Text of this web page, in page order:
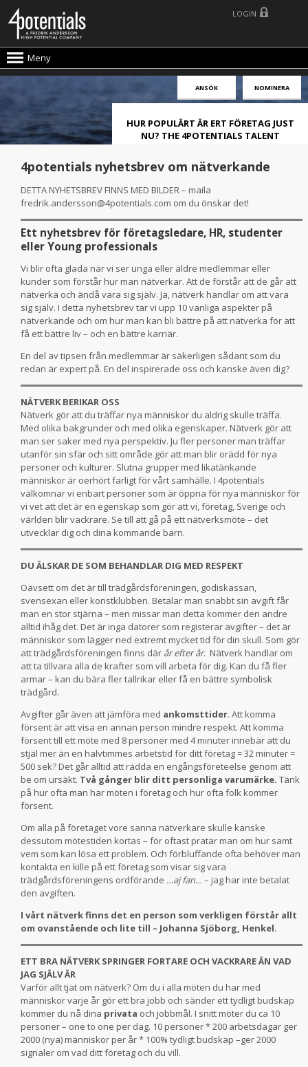
Meny
LOGIN
ANSÖK NOMINERA
HUR POPULÄRT ÄR ERT FÖRETAG JUST
NU? THE 4POTENTIALS TALENT
4potentials nyhetsbrev om nätverkande
DETTA NYHETSBREV FINNS MED BILDER – maila
fredrik.andersson@4potentials.com om du önskar det!
Ett nyhetsbrev för företagsledare, HR, studenter
eller Young professionals
Vi blir ofta glada när vi ser unga eller äldre medlemmar eller
kunder som förstår hur man nätverkar. Att de förstår att de går att
nätverka och ändå vara sig själv. Ja, nätverk handlar om att vara
sig själv. I detta nyhetsbrev tar vi upp 10 vanliga aspekter på
nätverkande och om hur man kan bli bättre på att nätverka för att
få ett bättre liv – och en bättre karriär.
En del av tipsen från medlemmar är säkerligen sådant som du
redan är expert på. En del inspirerade oss och kanske även dig?
NÄTVERK BERIKAR OSS
Nätverk gör att du träffar nya människor du aldrig skulle träffa.
Med olika bakgrunder och med olika egenskaper. Nätverk gör att
man ser saker med nya perspektiv. Ju fler personer man träffar
utanför sin sfär och sitt område gör att man blir orädd för nya
personer och kulturer. Slutna grupper med likatänkande
människor är oerhört farligt för vårt samhälle. I 4potentials
välkomnar vi enbart personer som är öppna för nya människor för
vi vet att det är en egenskap som gör att vi, företag, Sverige och
världen blir vackrare. Se till att gå på ett nätverksmöte – det
utvecklar dig och dina kommande barn.
DU ÄLSKAR DE SOM BEHANDLAR DIG MED RESPEKT
Oavsett om det är till trädgårdsföreningen, godiskassan,
svensexan eller konstklubben. Betalar man snabbt sin avgift får
man en stor stjärna – men missar man detta kommer den andre
alltid ihåg det. Det är inga datorer som registerar avgifter – det är
människor som lägger ned extremt mycket tid för din skull. Som gör
att trädgårdsföreningen finns där år efter år. Nätverk handlar om
att ta tillvara alla de krafter som vill arbeta för dig. Kan du få fler
armar – kan du bära fler tallrikar eller få en bättre symbolisk
trädgård.
Avgifter går även att jämföra med ankomsttider. Att komma
försent är att visa en annan person mindre respekt. Att komma
försent till ett möte med 8 personer med 4 minuter innebär att du
stjäl mer än en halvtimmes arbetstid för ditt företag = 32 minuter =
500 sek? Det går alltid att rädda en engångsföreteelse genom att
be om ursäkt. Två gånger blir ditt personliga varumärke. Tänk
på hur ofta man har möten i företag och hur ofta folk kommer
försent.
Om alla på företaget vore sanna nätverkare skulle kanske
dessutom mötestiden kortas – för oftast pratar man om hur samt
vem som kan lösa ett problem. Och förbluffande ofta behöver man
kontakta en kille på ett företag som visar sig vara
trädgårdsföreningens ordförande …aj fan… – jag har inte betalat
den avgiften.
I vårt nätverk finns det en person som verkligen förstår allt
om ovanstående och lite till – Johanna Sjöborg, Henkel.
ETT BRA NÄTVERK SPRINGER FORTARE OCH VACKRARE ÄN VAD
JAG SJÄLV ÄR
Varför allt tjat om nätverk? Om du i alla möten du har med
människor varje år gör ett bra jobb och sänder ett tydligt budskap
kommer du nå dina privata och jobbmål. I snitt möter du ca 10
personer – one to one per dag. 10 personer * 200 arbetsdagar ger
2000 (nya) människor per år * 100% tydligt budskap –ger 2000
signaler om vad ditt företag och du vill.